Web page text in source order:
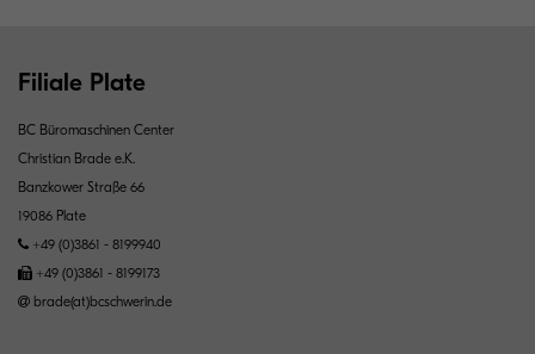
Filiale Plate
BC Büromaschinen Center
Christian Brade e.K.
Banzkower Straße 66
19086 Plate
+49 (0)3861 - 8199940
+49 (0)3861 - 8199173
brade(at)bcschwerin.de